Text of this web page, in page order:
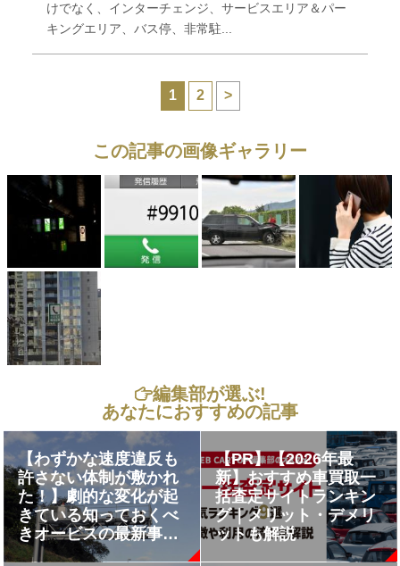
けでなく、インターチェンジ、サービスエリア＆パー
キングエリア、バス停、非常駐...
1 2 >
この記事の画像ギャラリー
編集部が選ぶ!
あなたにおすすめの記事
【わずかな速度違反も
許さない体制が敷かれ
た！】劇的な変化が起
きている知っておくべ
きオービスの最新事情
６つ
【PR】【2026年最
新】おすすめ車買取一
括査定サイトランキン
グ｜メリット・デメリ
ットも解説